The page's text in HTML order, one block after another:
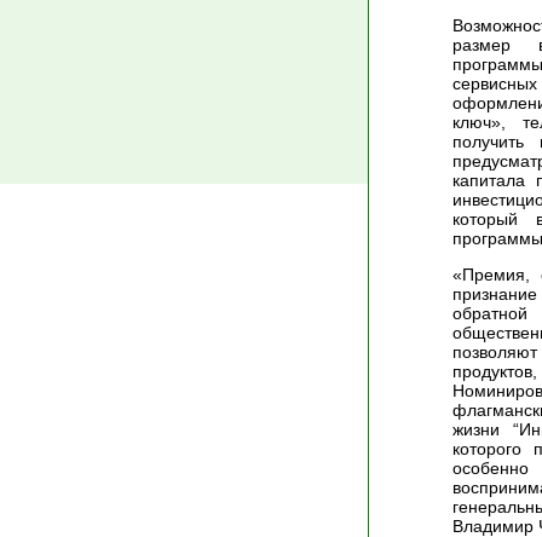
размер
ключ»,
получить
капитала
который
«Премия,
обратной
жизни
которого
Владимир